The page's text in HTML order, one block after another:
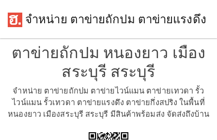
จำหน่าย ตาข่ายถักปม ตาข่ายแรงดึง
ตาข่ายถักปม หนองยาว เมือง
สระบุรี สระบุรี
จำหน่าย ตาข่ายถักปม ตาข่ายไวน์แมน ตาข่ายเทวดา รั้ว
ไวน์แมน รั้วเทวดา ตาข่ายแรงดึง ตาข่ายกึ่งสปริง ในพื้นที่
หนองยาว เมืองสระบุรี สระบุรี มีสินค้าพร้อมส่ง จัดส่งถึงบ้าน